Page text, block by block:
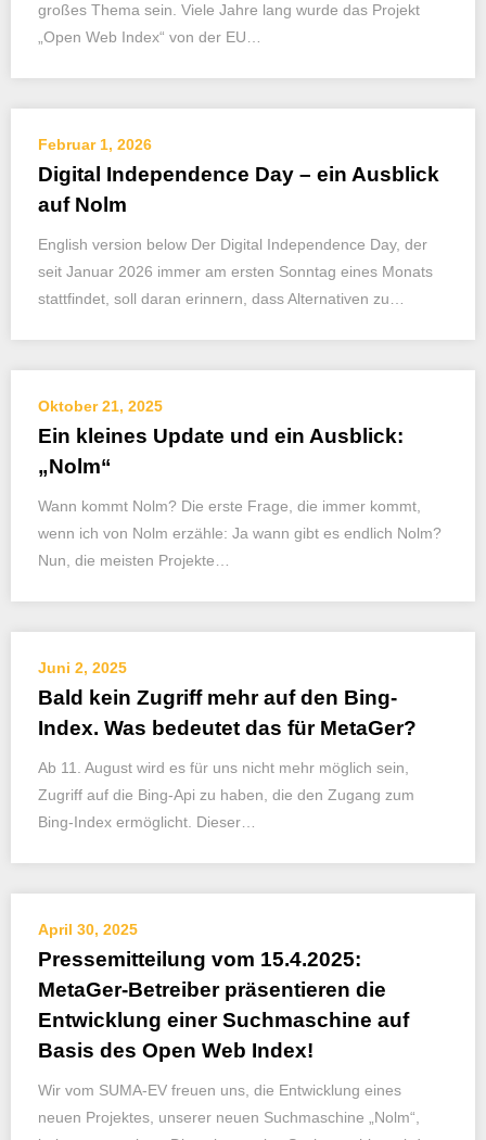
großes Thema sein. Viele Jahre lang wurde das Projekt
„Open Web Index“ von der EU…
Februar 1, 2026
Digital Independence Day – ein Ausblick
auf Nolm
English version below Der Digital Independence Day, der
seit Januar 2026 immer am ersten Sonntag eines Monats
stattfindet, soll daran erinnern, dass Alternativen zu…
Oktober 21, 2025
Ein kleines Update und ein Ausblick:
„Nolm“
Wann kommt Nolm? Die erste Frage, die immer kommt,
wenn ich von Nolm erzähle: Ja wann gibt es endlich Nolm?
Nun, die meisten Projekte…
Juni 2, 2025
Bald kein Zugriff mehr auf den Bing-
Index. Was bedeutet das für MetaGer?
Ab 11. August wird es für uns nicht mehr möglich sein,
Zugriff auf die Bing-Api zu haben, die den Zugang zum
Bing-Index ermöglicht. Dieser…
April 30, 2025
Pressemitteilung vom 15.4.2025:
MetaGer-Betreiber präsentieren die
Entwicklung einer Suchmaschine auf
Basis des Open Web Index!
Wir vom SUMA-EV freuen uns, die Entwicklung eines
neuen Projektes, unserer neuen Suchmaschine „Nolm“,